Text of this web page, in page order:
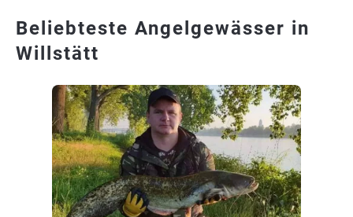
Beliebteste Angelgewässer in
Willstätt